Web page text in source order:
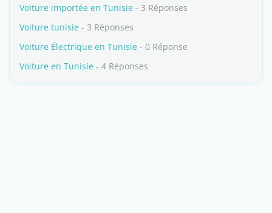
Voiture importée en Tunisie - 3 Réponses
Voiture tunisie - 3 Réponses
Voiture Électrique en Tunisie - 0 Réponse
Voiture en Tunisie - 4 Réponses